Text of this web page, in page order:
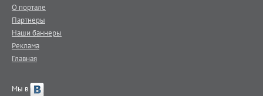
О портале
Партнеры
Наши баннеры
Реклама
Главная
Мы в